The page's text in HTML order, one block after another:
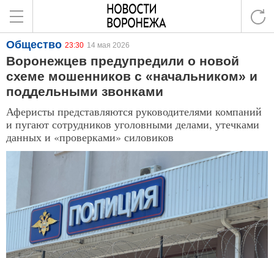
Общество 23:30 14 мая 2026
Воронежцев предупредили о новой
схеме мошенников с «начальником» и
поддельными звонками
Аферисты представляются руководителями компаний
и пугают сотрудников уголовными делами, утечками
данных и «проверками» силовиков